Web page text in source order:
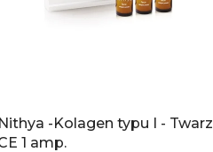
Nithya -Kolagen typu I - Twarz
1 amp.